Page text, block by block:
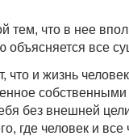
тем, что в нее
объясняется все
и жизнь
без внешней
где человек и все